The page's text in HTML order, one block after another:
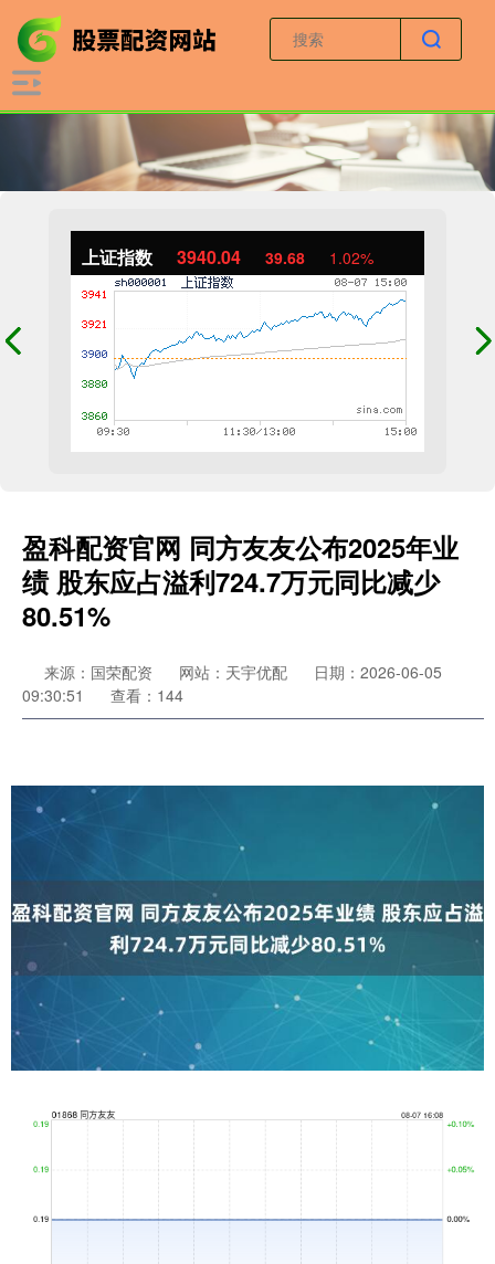
上证指数 3940.04 39.68 1.02%
盈科配资官网 同方友友公布2025年业
绩 股东应占溢利724.7万元同比减少
80.51%
来源：国荣配资 网站：天宇优配
日期：2026-06-05
09:30:51
查看：144